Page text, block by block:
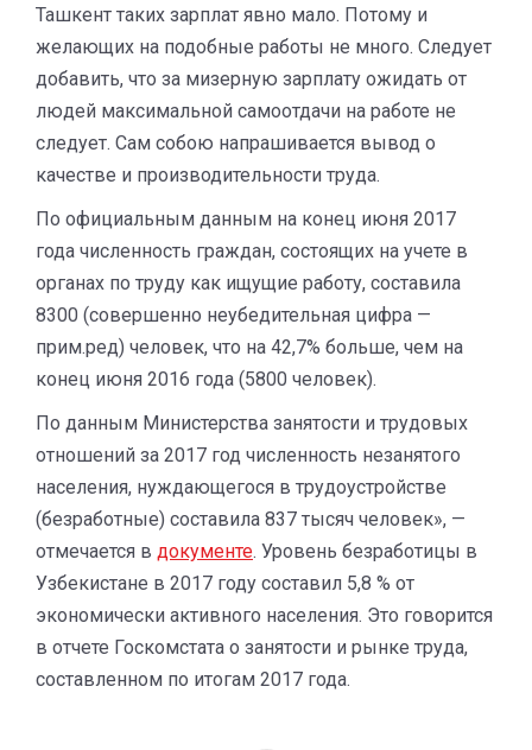
Ташкент таких зарплат явно мало. Потому и
желающих на подобные работы не много. Следует
добавить, что за мизерную зарплату ожидать от
людей максимальной самоотдачи на работе не
следует. Сам собою напрашивается вывод о
качестве и производительности труда.
По официальным данным на конец июня 2017
года численность граждан, состоящих на учете в
органах по труду как ищущие работу, составила
8300 (совершенно неубедительная цифра —
прим.ред) человек, что на 42,7% больше, чем на
конец июня 2016 года (5800 человек).
По данным Министерства занятости и трудовых
отношений за 2017 год численность незанятого
населения, нуждающегося в трудоустройстве
(безработные) составила 837 тысяч человек», —
отмечается в документе. Уровень безработицы в
Узбекистане в 2017 году составил 5,8 % от
экономически активного населения. Это говорится
в отчете Госкомстата о занятости и рынке труда,
составленном по итогам 2017 года.